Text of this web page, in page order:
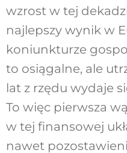
wzrost w tej
najlepszy wynik w
koniunkturze
to osiągalne, ale
lat z rzędu wydaje
To więc pierwsza
w tej finansowej
nawet